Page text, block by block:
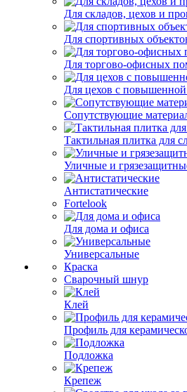
Для складов, цехов и
Для спортивных
Для торгово-офисных
Для цехов с
Сопутствующие
Тактильная плитка для
Уличные и
Антистатические
Fortelook
Для дома и офиса
Универсальные
Краска
Сварочный шнур
Клей
Профиль для
Подложка
Крепеж